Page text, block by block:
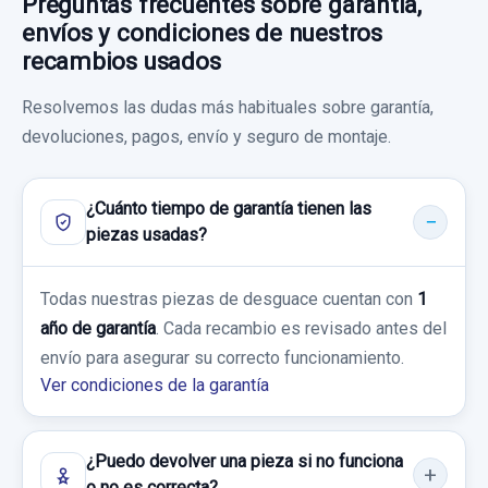
Sin IVA, gastos de envío no incluidos.
ANILLO AIRBAG 9122509 912250903
usado.
Garantía 1 año
70,00 €
Sin IVA, gastos de envío no incluidos.
BMW SERIE 1 BERLINA (E81/E87) 116D
Garantía 1 año
Ref:949225 OEM:779844604
65,28 €
Sin IVA, gastos de envío no incluidos.
Consultar por whatsapp
envíos y condiciones de nuestros
recambios usados
Resolvemos las dudas más habituales sobre garantía,
devoluciones, pagos, envío y seguro de montaje.
¿Cuánto tiempo de garantía tienen las
piezas usadas?
Todas nuestras piezas de desguace cuentan con 1
año de garantía . Cada recambio es revisado antes del
envío para asegurar su correcto funcionamiento.
Ver condiciones de la garantía
¿Puedo devolver una pieza si no funciona